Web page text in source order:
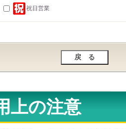
祝日営業
上の注意